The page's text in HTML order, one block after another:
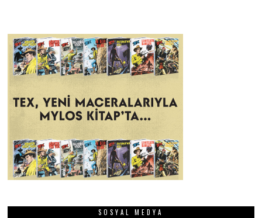
SOSYAL MEDYA